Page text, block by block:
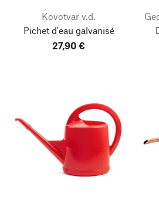
Kovotvar v.d.
Pichet d'eau galvanisé
27,90 €